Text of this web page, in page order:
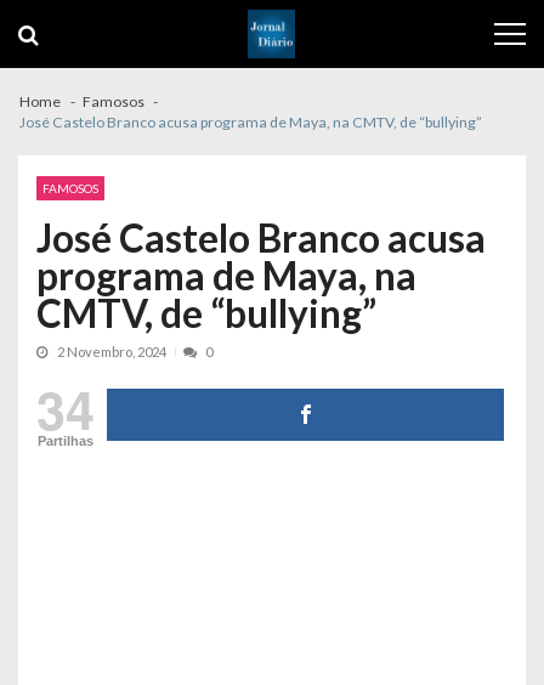
navigation
content
Home
Famosos
José Castelo Branco acusa programa de Maya, na CMTV, de “bullying”
FAMOSOS
José Castelo Branco acusa
programa de Maya, na
CMTV, de “bullying”
2 Novembro, 2024 0
34
Partilhas